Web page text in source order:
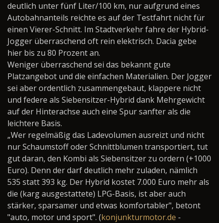
deutlich unter fünf Liter/100 km, nur aufgrund eines
Autobahnanteils reichte es auf der Testfahrt nicht für
einen Vierer-Schnitt. Im Stadtverkehr fahre der Hybrid-
Jogger überraschend oft rein elektrisch. Dacia gebe
hier bis zu 80 Prozent an.
Weniger überraschend sei das bekannt gute
Platzangebot und die einfachen Materialien. Der Jogger
sei aber ordentlich zusammengebaut, klappere nicht
und federe als Siebensitzer-Hybrid dank Mehrgewicht
auf der Hinterachse auch eine Spur sanfter als die
leichtere Basis.
„Wer regelmäßig das Ladevolumen ausreizt und nicht
nur Schaumstoff oder Schnittblumen transportiert, tut
gut daran, den Kombi als Siebensitzer zu ordern (+1000
Euro). Denn der darf deutlich mehr zuladen, nämlich
535 statt 393 kg. Der Hybrid kostet 7.000 Euro mehr als
die (karg ausgestattete) LPG-Basis, ist aber auch
stärker, sparsamer und etwas komfortabler", betont
"auto, motor und sport". (konjunkturmotor.de -